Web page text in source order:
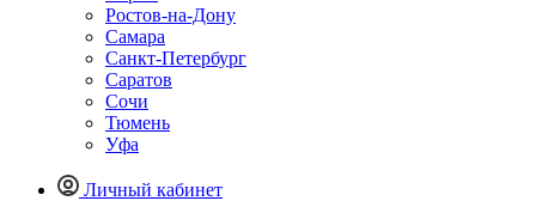
Ростов-на-Дону
Самара
Санкт-Петербург
Саратов
Сочи
Тюмень
Уфа
Личный кабинет